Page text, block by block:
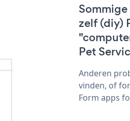
zelf (diy)
Pet
Anderen
vinden, of
Form apps